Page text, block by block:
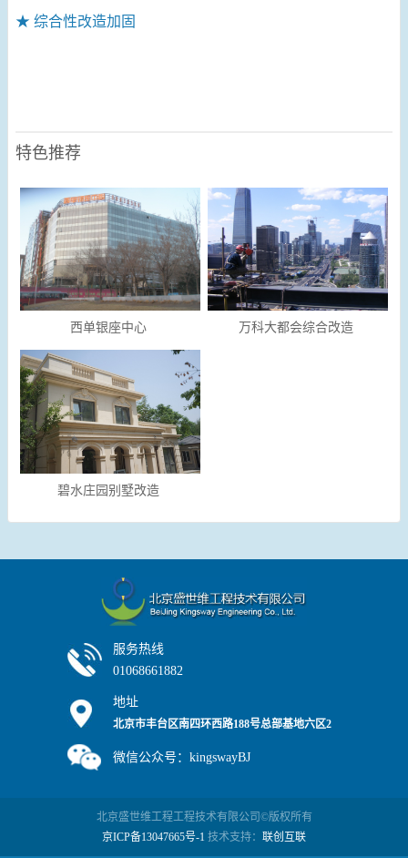
★ 综合性改造加固
特色推荐
西单银座中心 万科大都会综合改造
碧水庄园别墅改造
服务热线
01068661882
地址
北京市丰台区南四环西路188号总部基地六区2
微信公众号：kingswayBJ
北京盛世维工程工程技术有限公司©版权所有
京ICP备13047665号-1 技术支持： 联创互联